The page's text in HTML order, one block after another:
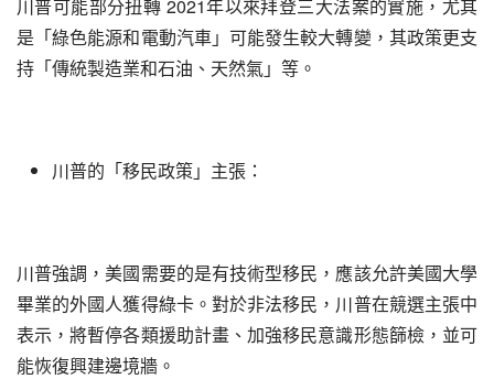
川普可能部分扭轉 2021年以來拜登三大法案的實施，尤其
是「綠色能源和電動汽車」可能發生較大轉變，其政策更支
持「傳統製造業和石油、天然氣」等。
川普的「移民政策」主張：
川普強調，美國需要的是有技術型移民，應該允許美國大學
畢業的外國人獲得綠卡。對於非法移民，川普在競選主張中
表示，將暫停各類援助計畫、加強移民意識形態篩檢，並可
能恢復興建邊境牆。